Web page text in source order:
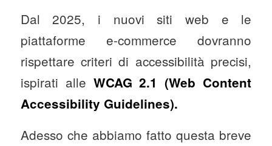
Dal 2025, i nuovi siti web e le
piattaforme e-commerce dovranno
rispettare criteri di accessibilità precisi,
ispirati alle WCAG 2.1 (Web Content
Accessibility Guidelines).
Adesso che abbiamo fatto questa breve